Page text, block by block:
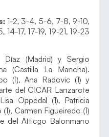
1-2, 3-4, 5-6, 7-8, 9-10,
14-17, 17-19, 19-21, 19-23
Díaz (Madrid) y Sergio
(Castilla La Mancha).
(1), Ana Radovic (1) y
del CICAR Lanzarote
Oppedal (1), Patricia
Carmen Figueiredo (1)
del Atticgo Balonmano